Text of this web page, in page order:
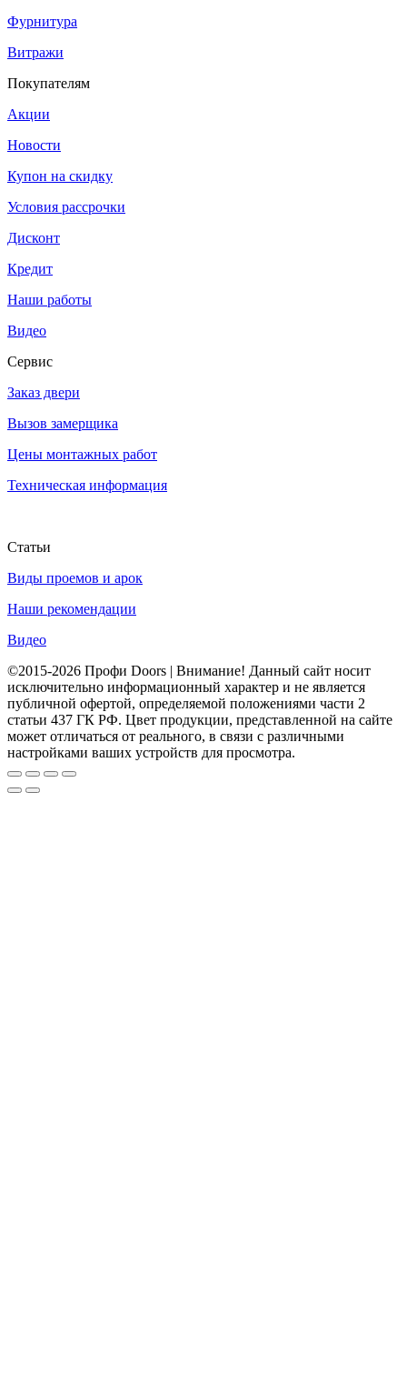
Фурнитура
Витражи
Покупателям
Акции
Новости
Купон на скидку
Условия рассрочки
Дисконт
Кредит
Наши работы
Видео
Сервис
Заказ двери
Вызов замерщика
Цены монтажных работ
Техническая информация
Статьи
Виды проемов и арок
Наши рекомендации
Видео
©2015-2026 Профи Doors | Внимание! Данный сайт носит
исключительно информационный характер и не является
публичной офертой, определяемой положениями части 2
статьи 437 ГК РФ. Цвет продукции, представленной на сайте
может отличаться от реального, в связи с различными
настройками ваших устройств для просмотра.